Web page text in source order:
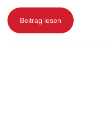
Beitrag lesen